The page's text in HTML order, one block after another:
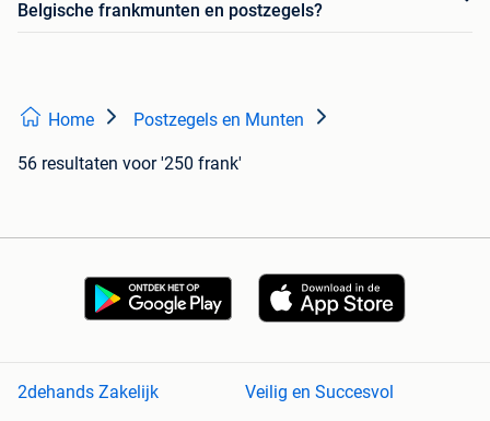
Belgische frankmunten en postzegels?
Home Postzegels en Munten
56 resultaten voor '250 frank'
2dehands Zakelijk Veilig en Succesvol